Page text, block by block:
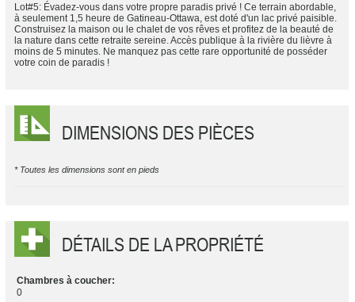
Lot#5: Évadez-vous dans votre propre paradis privé ! Ce terrain abordable,
à seulement 1,5 heure de Gatineau-Ottawa, est doté d'un lac privé paisible.
Construisez la maison ou le chalet de vos rêves et profitez de la beauté de
la nature dans cette retraite sereine. Accès publique à la rivière du lièvre à
moins de 5 minutes. Ne manquez pas cette rare opportunité de posséder
votre coin de paradis !
DIMENSIONS DES PIÈCES
* Toutes les dimensions sont en pieds
DÉTAILS DE LA PROPRIÉTÉ
Chambres à coucher:
0